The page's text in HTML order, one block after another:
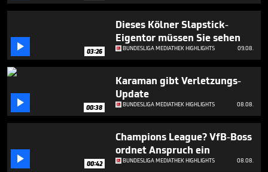
 03:26
Dieses Kölner Slapstick-
Eigentor müssen Sie sehen
BUNDESLIGA MEDIATHEK HIGHLIGHTS 09.08.
 00:38
Karaman gibt Verletzungs-
Update
BUNDESLIGA MEDIATHEK HIGHLIGHTS 08.08.
 00:42
Champions League? VfB-Boss
ordnet Anspruch ein
BUNDESLIGA MEDIATHEK HIGHLIGHTS 08.08.